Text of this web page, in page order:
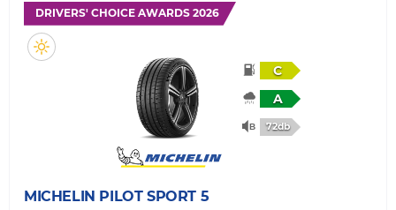
DRIVERS' CHOICE AWARDS 2026
C
A
72db
MICHELIN PILOT SPORT 5